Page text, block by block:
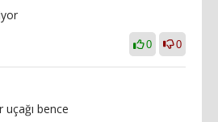
0 0
uçağı bence